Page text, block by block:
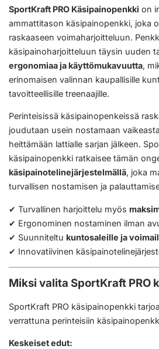
SportKraft PRO Käsipainopenkki on
ammattitason käsipainopenkki, joka
raskaaseen voimaharjoitteluun.
käsipainoharjoitteluun täysin uuden
ergonomiaa ja käyttömukavuutta,
erinomaisen valinnan kaupallisille
tavoitteellisille treenaajille.
Perinteisissä käsipainopenkeissä
joudutaan usein nostamaan
heittämään lattialle sarjan jälkeen.
käsipainopenkki ratkaisee tämän
käsipainotelinejärjestelmällä, joka
turvallisen nostamisen ja
✔ Turvallinen harjoittelu myös
✔ Ergonominen nostaminen ilman
✔ Suunniteltu kuntosaleille ja
✔ Innovatiivinen
Miksi valita SportKraft PRO
SportKraft PRO käsipainopenkki
verrattuna perinteisiin
Keskeiset edut: